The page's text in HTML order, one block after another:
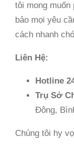
tôi mong
bảo mọi yêu
cách nhanh
Liên Hệ:
Hotline
Trụ Sở
Đông,
Chúng tôi hy